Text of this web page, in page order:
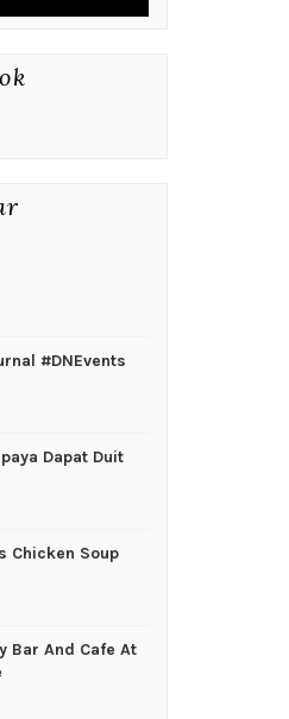
#DNEvents
Dapat Duit
Chicken Soup
Bar And Cafe At